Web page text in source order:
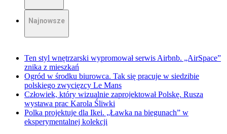
Najnowsze
Ten styl wnętrzarski wypromował serwis Airbnb. „AirSpace”
znika z mieszkań
Ogród w środku biurowca. Tak się pracuje w siedzibie
polskiego zwycięzcy Le Mans
Człowiek, który wizualnie zaprojektował Polskę. Rusza
wystawa prac Karola Śliwki
Polka projektuje dla Ikei. „Ławka na biegunach” w
eksperymentalnej kolekcji